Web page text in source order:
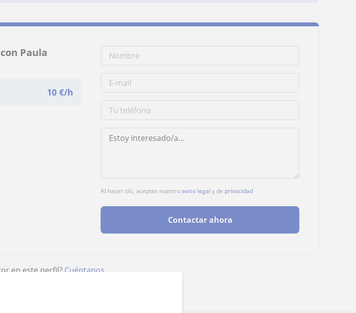
Paula
10 €/h
Al hacer clic, aceptas nuestroaviso legal y de privacidad
Contactar ahora
en este perfil? Cuéntanos